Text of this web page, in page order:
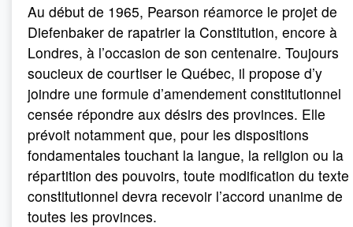
Au début de 1965, Pearson réamorce le projet de
Diefenbaker de rapatrier la Constitution, encore à
Londres, à l’occasion de son centenaire. Toujours
soucieux de courtiser le Québec, il propose d’y
joindre une formule d’amendement constitutionnel
censée répondre aux désirs des provinces. Elle
prévoit notamment que, pour les dispositions
fondamentales touchant la langue, la religion ou la
répartition des pouvoirs, toute modification du texte
constitutionnel devra recevoir l’accord unanime de
toutes les provinces.